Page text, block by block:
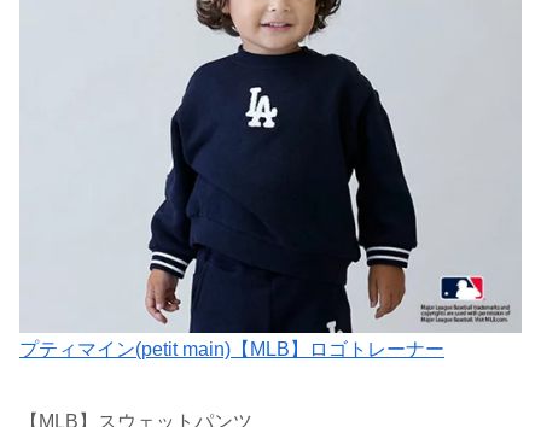
プティマイン(petit main)【MLB】ロゴトレーナー
【MLB】スウェットパンツ